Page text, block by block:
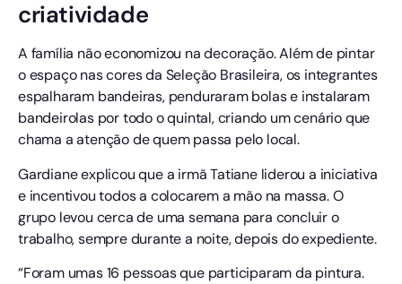
criatividade
A família não economizou na decoração. Além de pintar
o espaço nas cores da Seleção Brasileira, os integrantes
espalharam bandeiras, penduraram bolas e instalaram
bandeirolas por todo o quintal, criando um cenário que
chama a atenção de quem passa pelo local.
Gardiane explicou que a irmã Tatiane liderou a iniciativa
e incentivou todos a colocarem a mão na massa. O
grupo levou cerca de uma semana para concluir o
trabalho, sempre durante a noite, depois do expediente.
“Foram umas 16 pessoas que participaram da pintura.